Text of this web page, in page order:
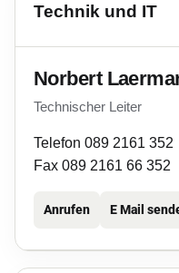
Technik und IT
Norbert
Technischer Leiter
Telefon 089 2161 352
Fax 089 2161 66 352
Anrufen E Mail